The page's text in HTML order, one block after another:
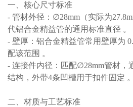
一、核心尺寸标准
- 管材外径：∅28mm（实际为
代铝合金精益管的通用标准直径 。
- 壁厚：铝合金精益管常用壁厚为
配该范围 。
- 连接件内径：匹配∅28mm管材，
结构，外带4条凹槽用于扣件固定 。
二、材质与工艺标准